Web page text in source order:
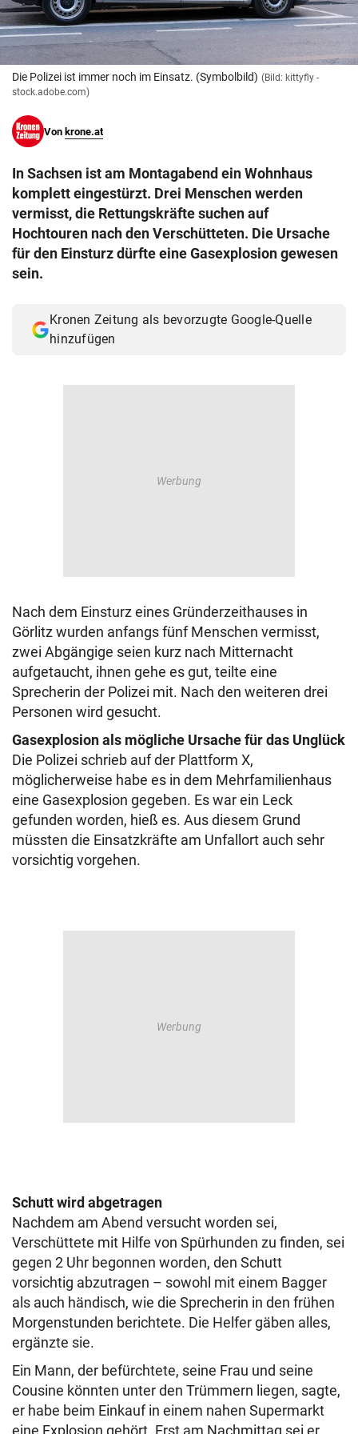
© Krone Multimedia GmbH & Co KG 2026
Muthgasse 2, 1190 Wien
Die Polizei ist immer noch im Einsatz. (Symbolbild) (Bild: kittyfly -
stock.adobe.com)
Von krone.at
In Sachsen ist am Montagabend ein Wohnhaus
komplett eingestürzt. Drei Menschen werden
vermisst, die Rettungskräfte suchen auf
Hochtouren nach den Verschütteten. Die Ursache
für den Einsturz dürfte eine Gasexplosion gewesen
sein.
Kronen Zeitung als bevorzugte Google-Quelle
hinzufügen
Nach dem Einsturz eines Gründerzeithauses in
Görlitz wurden anfangs fünf Menschen vermisst,
zwei Abgängige seien kurz nach Mitternacht
aufgetaucht, ihnen gehe es gut, teilte eine
Sprecherin der Polizei mit. Nach den weiteren drei
Personen wird gesucht.
Gasexplosion als mögliche Ursache für das Unglück
Die Polizei schrieb auf der Plattform X,
möglicherweise habe es in dem Mehrfamilienhaus
eine Gasexplosion gegeben. Es war ein Leck
gefunden worden, hieß es. Aus diesem Grund
müssten die Einsatzkräfte am Unfallort auch sehr
vorsichtig vorgehen.
Schutt wird abgetragen
Nachdem am Abend versucht worden sei,
Verschüttete mit Hilfe von Spürhunden zu finden, sei
gegen 2 Uhr begonnen worden, den Schutt
vorsichtig abzutragen – sowohl mit einem Bagger
als auch händisch, wie die Sprecherin in den frühen
Morgenstunden berichtete. Die Helfer gäben alles,
ergänzte sie.
Ein Mann, der befürchtete, seine Frau und seine
Cousine könnten unter den Trümmern liegen, sagte,
er habe beim Einkauf in einem nahen Supermarkt
eine Explosion gehört. Erst am Nachmittag sei er